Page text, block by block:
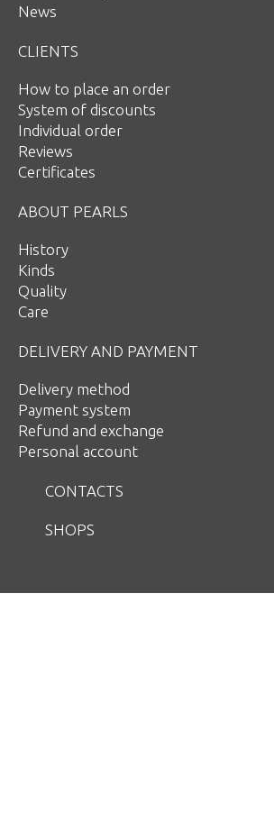
News
CLIENTS
How to place an order
System of discounts
Individual order
Reviews
Certificates
ABOUT PEARLS
History
Kinds
Quality
Care
DELIVERY AND PAYMENT
Delivery method
Payment system
Refund and exchange
Personal account
CONTACTS
SHOPS